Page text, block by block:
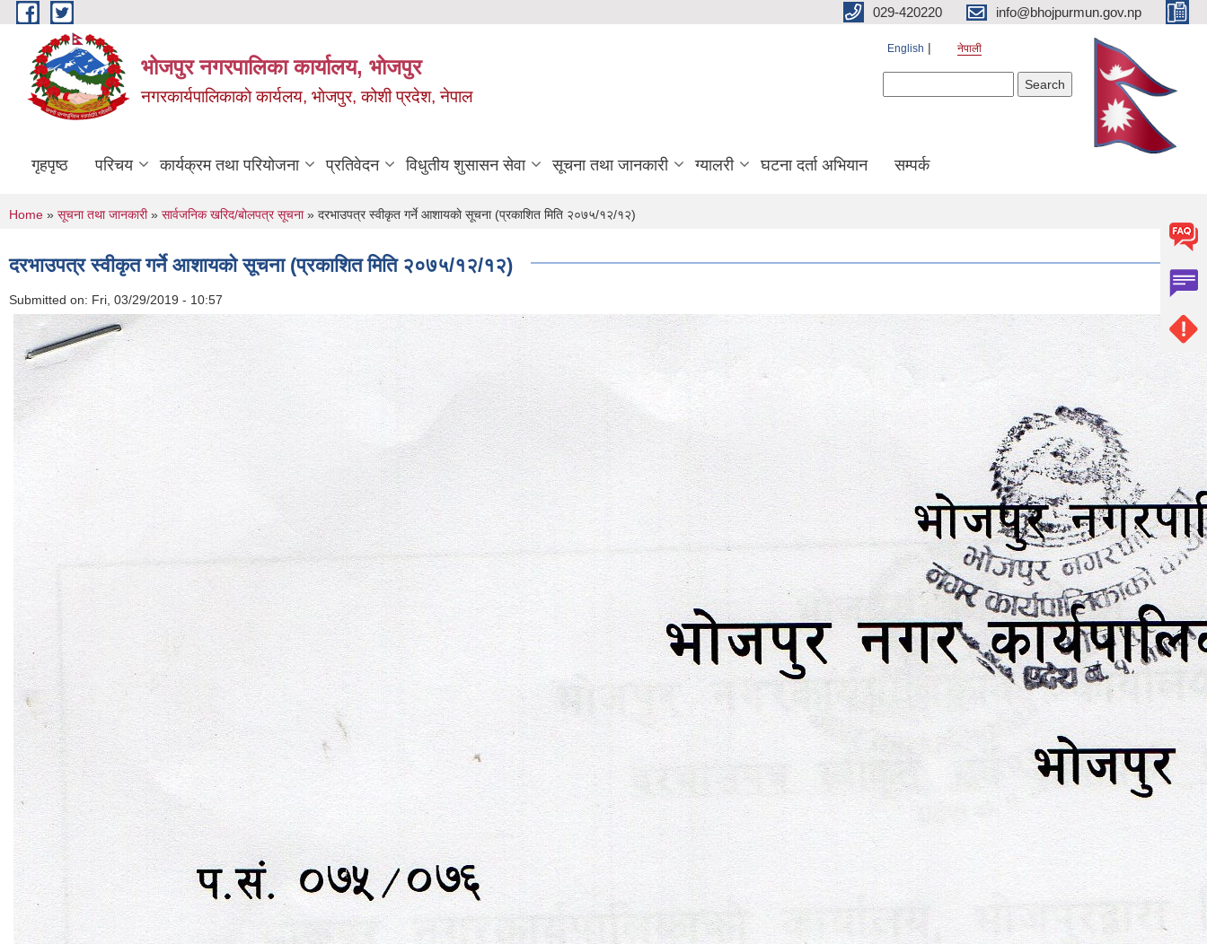
Skip to main content 029-420220 info@bhojpurmun.gov.np
भोजपुर नगरपालिका कार्यालय, भाेजपुर
नगरकार्यपालिकाकाे कार्यलय, भाेजपुर, कोशी प्रदेश, नेपाल
English नेपाली
गृहपृष्ठ परिचय कार्यक्रम तथा परियोजना प्रतिवेदन विधुतीय शुसासन सेवा सूचना तथा जानकारी ग्यालरी घटना दर्ता अभियान सम्पर्क
You are here
Home » सूचना तथा जानकारी» सार्वजनिक खरिद/बोलपत्र सूचना» दरभाउपत्र स्वीकृत गर्ने आशायकाे सूचना (प्रकाशित मिति २०७५/१२/१२)
दरभाउपत्र स्वीकृत गर्ने आशायकाे सूचना (प्रकाशित मिति २०७५/१२/१२)
Submitted on: Fri, 03/29/2019 - 10:57